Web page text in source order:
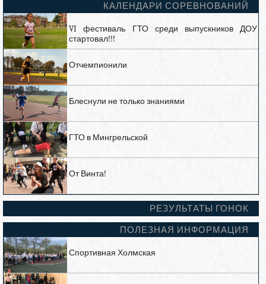
КАЛЕНДАРИ СОРЕВНОВАНИЙ
VI фестиваль ГТО среди выпускников ДОУ
стартовал!!!
Отчемпионили
Блеснули не только знаниями
ГТО в Мингрельской
От Винта!
РЕЗУЛЬТАТЫ ГОНОК
ПОЛЕЗНАЯ ИНФОРМАЦИЯ
Спортивная Холмская